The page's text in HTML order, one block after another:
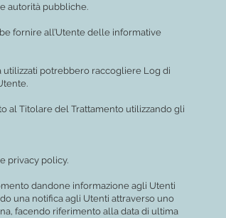
autorità pubbliche.
fornire all’Utente delle informative
utilizzati potrebbero raccogliere Log di
al Titolare del Trattamento utilizzando gli
privacy policy.
dandone informazione agli Utenti
una notifica agli Utenti attraverso uno
facendo riferimento alla data di ultima